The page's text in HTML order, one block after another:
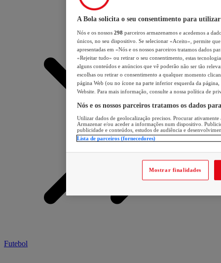
Futebol
A Bola solicita o seu consentimento para utilizar
Nós e os nossos 298 parceiros armazenamos e acedemos a
únicos, no seu dispositivo. Se selecionar «Aceito», permite
apresentadas em «Nós e os nossos parceiros tratamos dados
«Rejeitar tudo» ou retirar o seu consentimento, estas
alguns conteúdos e anúncios que vê poderão não ser tão
escolhas ou retirar o consentimento a qualquer momento
página Web (ou no ícone na parte inferior esquerda da página,
Website. Para mais informação, consulte a nossa política de
Nós e os nossos parceiros tratamos os dados
Utilizar dados de geolocalização precisos. Procurar
Armazenar e/ou aceder a informações num dispositivo.
publicidade e conteúdos, estudos de audiência e
Lista de parceiros (fornecedores)
Mostrar finalidades